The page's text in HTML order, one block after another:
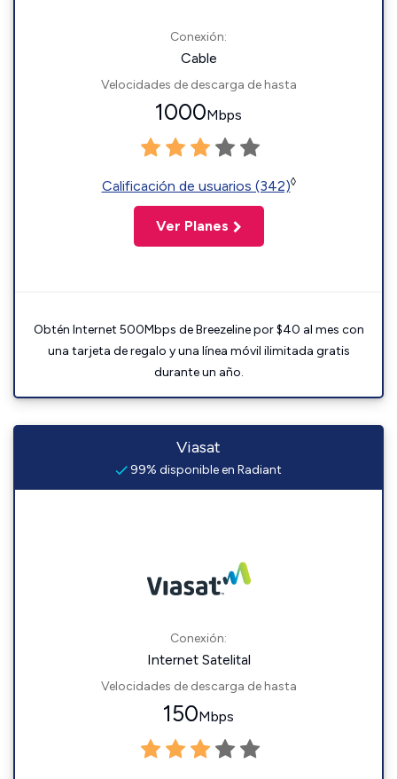
Conexión:
Cable
Velocidades de descarga de hasta
1000Mbps
Calificación de usuarios (342)◊
Ver Planes
Obtén Internet 500Mbps de Breezeline por $40 al mes con
una tarjeta de regalo y una línea móvil ilimitada gratis
durante un año.
Viasat
99% disponible en Radiant
Conexión:
Internet Satelital
Velocidades de descarga de hasta
150Mbps